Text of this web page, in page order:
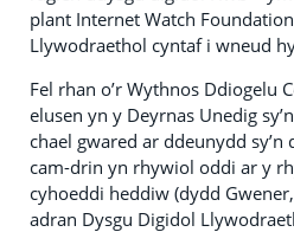
plant Internet Watch
Llywodraethol cyntaf i wneud
Fel rhan o’r Wythnos Ddiogelu
elusen yn y Deyrnas Unedig
chael gwared ar ddeunydd sy’n
cam-drin yn rhywiol oddi ar y
cyhoeddi heddiw (dydd
adran Dysgu Digidol